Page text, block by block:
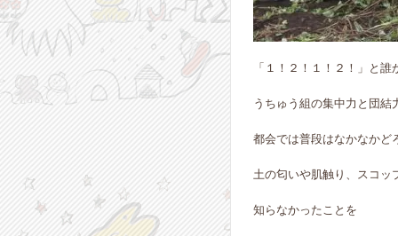
「１！２！１！２！」と
うちゅう組の集中力と団
都会では普段はなかなかど
土の匂いや肌触り、スコ
知らなかったことを